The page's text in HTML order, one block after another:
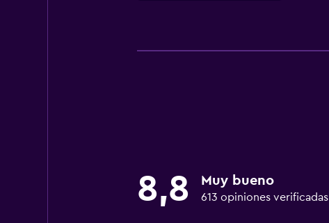
8,8 Muy bueno
613 opiniones verificadas